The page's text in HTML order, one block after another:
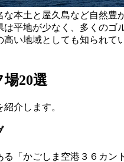
本土と屋久島など自然
平地が少なく、多くの
い地域としても知られ
20選
介します。
「かごしま空港３６カン